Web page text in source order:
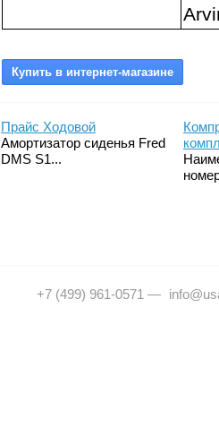
Прайс Ходовой
Амортизатор сиденья Fred
DMS S1...
+7 (499) 961-0571 —